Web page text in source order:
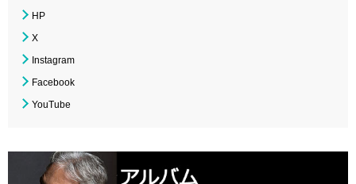
HP
X
Instagram
Facebook
YouTube